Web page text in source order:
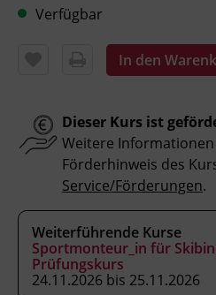
das
Kund_innen im
Serviceprozess
Kursformat
Präsenzunterricht
Leitung
Fachtrainer_in
Verfügbar
In den
Dieser Kurs ist
Weitere
Förderhinweis des
Service/Förderungen.
Weiterführende Kurse
Sportmonteur_in für
Prüfungskurs
24.11.2026 bis 25.11.2026